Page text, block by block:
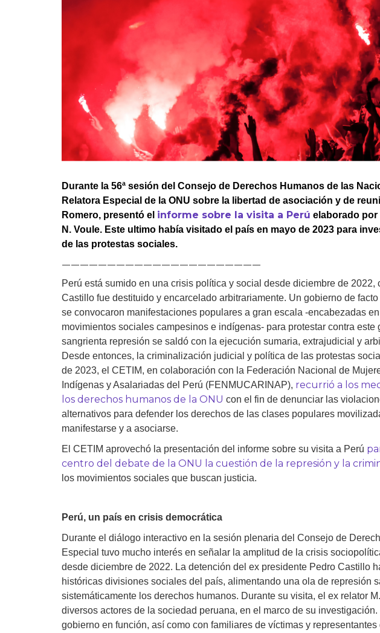
desarrollo
Por país Argentina
Bolivia
Brasil
Chile
Colombia
Cuba
Ecuador
Guatemala
Haití
Madagascar
Nigeria
Palestina
Siria
Declaraciones en la
ONU
Conferencias
Durante la 56ª sesión del Consejo de Derechos Humanos de las
Relatora Especial de la ONU sobre la libertad de asociación y de
Romero, presentó el informe sobre la visita a Perú elaborado por
N. Voule. Este ultimo había visitado el país en mayo de 2023 para
de las protestas sociales.
——————————————————————
Perú está sumido en una crisis política y social desde diciembre de
Castillo fue destituido y encarcelado arbitrariamente. Un gobierno de
se convocaron manifestaciones populares a gran escala -encabezadas
movimientos sociales campesinos e indígenas- para protestar contra este
sangrienta represión se saldó con la ejecución sumaria, extrajudicial y
Desde entonces, la criminalización judicial y política de las protestas
de 2023, el CETIM, en colaboración con la Federación Nacional de
Indígenas y Asalariadas del Perú (FENMUCARINAP), recurrió a los
los derechos humanos de la ONU con el fin de denunciar las
alternativos para defender los derechos de las clases populares
manifestarse y a asociarse.
El CETIM aprovechó la presentación del informe sobre su visita a Perú
centro del debate de la ONU la cuestión de la represión y la
los movimientos sociales que buscan justicia.
Perú, un país en crisis democrática
Durante el diálogo interactivo en la sesión plenaria del Consejo de
Especial tuvo mucho interés en señalar la amplitud de la crisis
desde diciembre de 2022. La detención del ex presidente Pedro Castillo
históricas divisiones sociales del país, alimentando una ola de represión
sistemáticamente los derechos humanos. Durante su visita, el ex relator
diversos actores de la sociedad peruana, en el marco de su
gobierno en función, así como con familiares de víctimas y